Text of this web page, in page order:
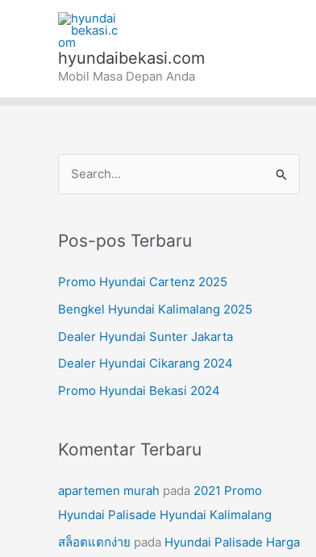
hyundaibekasi.com
Mobil Masa Depan Anda
i
u
u
k
:
Pos-pos Terbaru
Promo Hyundai Cartenz 2025
Bengkel Hyundai Kalimalang 2025
Dealer Hyundai Sunter Jakarta
Dealer Hyundai Cikarang 2024
Promo Hyundai Bekasi 2024
Komentar Terbaru
apartemen murah pada 2021 Promo
Hyundai Palisade Hyundai Kalimalang
สล็อตแตกง่าย pada Hyundai Palisade Harga